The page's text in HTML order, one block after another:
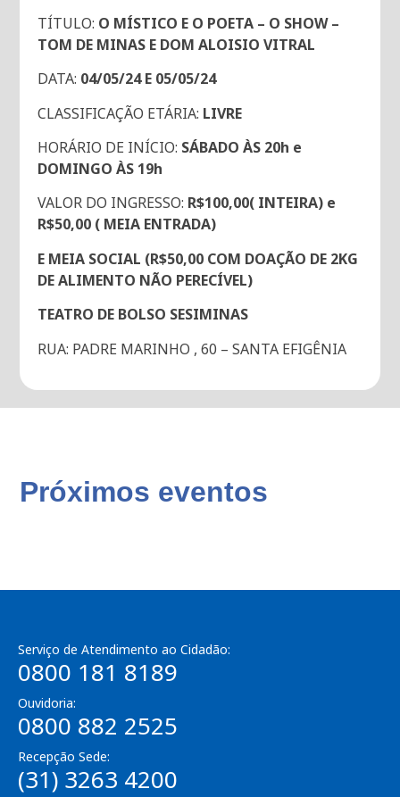
TÍTULO: O MÍSTICO E O POETA – O SHOW –
TOM DE MINAS E DOM ALOISIO VITRAL
DATA: 04/05/24 E 05/05/24
CLASSIFICAÇÃO ETÁRIA: LIVRE
HORÁRIO DE INÍCIO: SÁBADO ÀS 20h e
DOMINGO ÀS 19h
VALOR DO INGRESSO: R$100,00( INTEIRA) e
R$50,00 ( MEIA ENTRADA)
E MEIA SOCIAL (R$50,00 COM DOAÇÃO DE 2KG
DE ALIMENTO NÃO PERECÍVEL)
TEATRO DE BOLSO SESIMINAS
RUA: PADRE MARINHO , 60 – SANTA EFIGÊNIA
Próximos eventos
Serviço de Atendimento ao Cidadão:
0800 181 8189
Ouvidoria:
0800 882 2525
Recepção Sede:
(31) 3263 4200